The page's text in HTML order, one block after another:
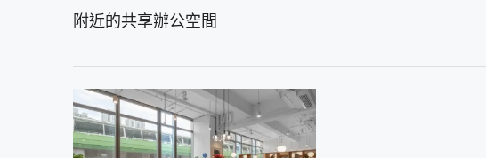
附近的共享辦公空間